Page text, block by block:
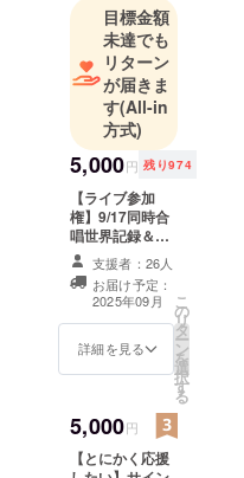
ポッカサッ
ポロTVCMや
J:COMパリ
2024パラリ
ンピック
テーマソン
グ作詞作曲
他多数の楽
曲提供、楽
曲採用され
る中
2024年時点
でヨシカネ
タクロウ名
義オリジナ
年連続リ
リースし
目標金額
未達でも
リターン
が届きま
す(All-in
方式)
5,000円 残り974
【ライブ参加
権】9/17同時合
唱世界記録＆紅
白出場に向けた
決起集会ライブ
に参加できる権
ライブ日時 2025
年9月17日
18:00開場予定
様の交通費や滞
在費：支援者様
の交通費や滞在
支援者：26人
お届け予定：
2025年09月
詳細を見る
こ
の
リ
タ
ー
ン
を
選
択
す
る
5,000円
【とにかく応援